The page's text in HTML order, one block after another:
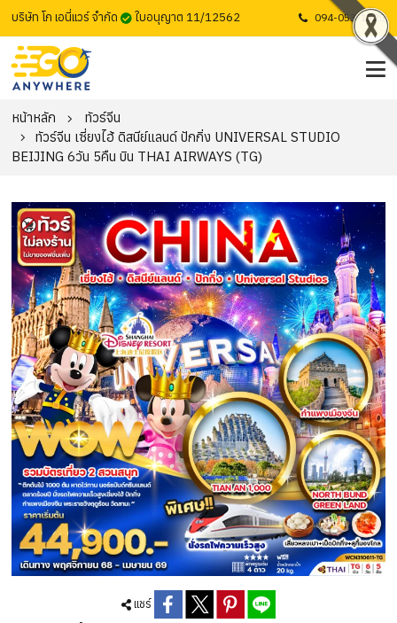
บริษัท โก เอนี่แวร์ จำกัด ใบอนุญาต 11/12562 094-053-1725
หน้าหลัก
ทัวร์จีน
ทัวร์จีน เซี่ยงไฮ้ ดิสนีย์แลนด์ ปักกิ่ง UNIVERSAL STUDIO
BEIJING 6วัน 5คืน บิน THAI AIRWAYS (TG)
แชร์